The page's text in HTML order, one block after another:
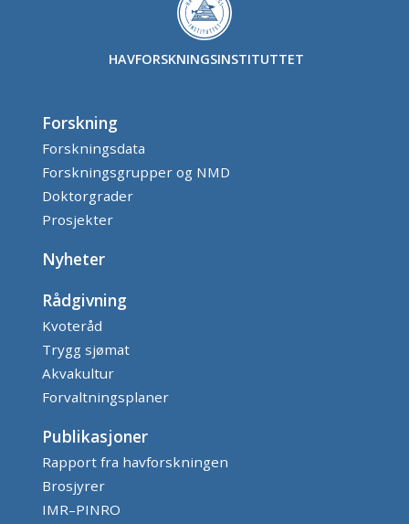
HAVFORSKNINGSINSTITUTTET
Forskning
Forskningsdata
Forskningsgrupper og NMD
Doktorgrader
Prosjekter
Nyheter
Rådgivning
Kvoteråd
Trygg sjømat
Akvakultur
Forvaltningsplaner
Publikasjoner
Rapport fra havforskningen
Brosjyrer
IMR–PINRO